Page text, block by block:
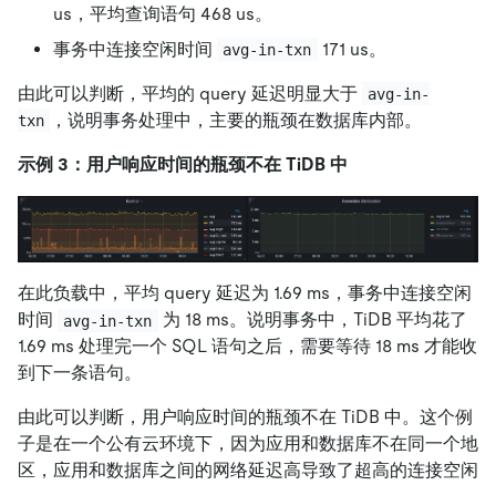
us，平均查询语句 468 us。
事务中连接空闲时间
avg-in-txn 171 us。
由此可以判断，平均的 query 延迟明显大于
avg-in-
txn
，说明事务处理中，主要的瓶颈在数据库内部。
示例 3：用户响应时间的瓶颈不在 TiDB 中
在此负载中，平均 query 延迟为 1.69 ms，事务中连接空闲
时间
avg-in-txn
为 18 ms。说明事务中，TiDB 平均花了
1.69 ms 处理完一个 SQL 语句之后，需要等待 18 ms 才能收
到下一条语句。
由此可以判断，用户响应时间的瓶颈不在 TiDB 中。这个例
子是在一个公有云环境下，因为应用和数据库不在同一个地
区，应用和数据库之间的网络延迟高导致了超高的连接空闲